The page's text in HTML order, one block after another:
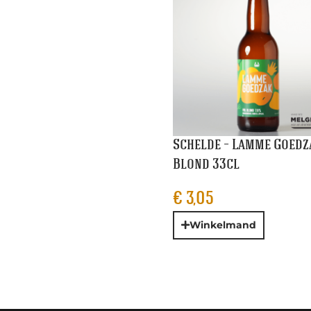
Schelde – Lamme
Blond 33cl
€ 3,05
Winkelmand